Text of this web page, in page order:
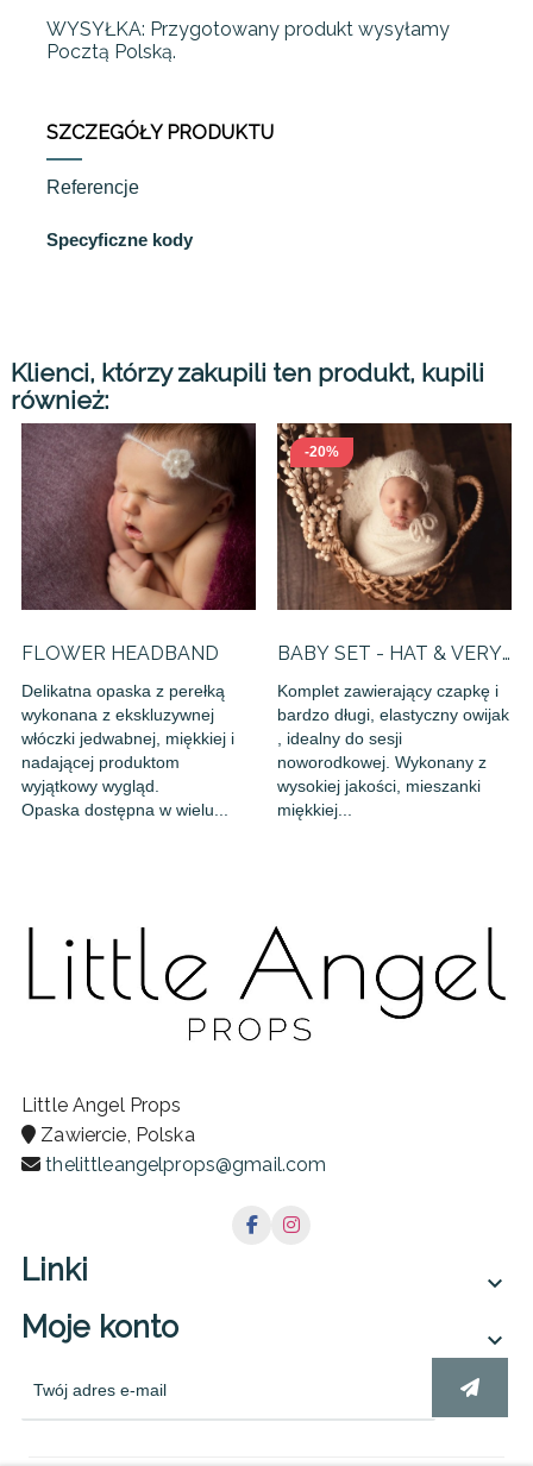
WYSYŁKA: Przygotowany produkt wysyłamy
Pocztą Polską.
SZCZEGÓŁY PRODUKTU
Referencje
Specyficzne kody
Klienci, którzy zakupili ten produkt, kupili
również:
FLOWER HEADBAND
Delikatna opaska z perełką
wykonana z ekskluzywnej
włóczki jedwabnej, miękkiej i
nadającej produktom
wyjątkowy wygląd.
Opaska dostępna w wielu...
-20%
BABY SET - HAT & VERY
LONG...
Komplet zawierający czapkę i
bardzo długi, elastyczny owijak
, idealny do sesji
noworodkowej. Wykonany z
wysokiej jakości, mieszanki
miękkiej...
Little Angel Props
Zawiercie, Polska
thelittleangelprops@gmail.com
Linki 
Moje konto 